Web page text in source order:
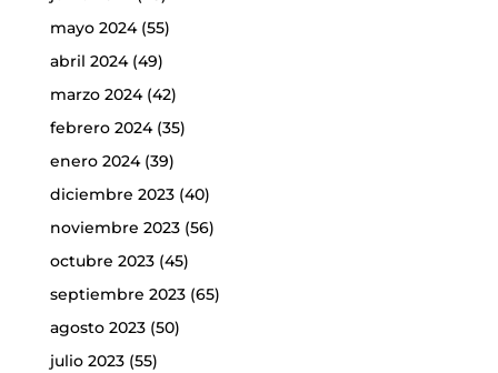
mayo 2024(55)
abril 2024(49)
marzo 2024(42)
febrero 2024(35)
enero 2024(39)
diciembre 2023(40)
noviembre 2023(56)
octubre 2023(45)
septiembre 2023(65)
agosto 2023(50)
julio 2023(55)